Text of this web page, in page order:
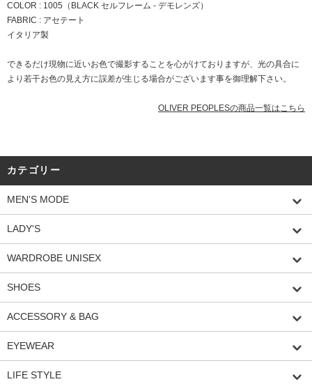
COLOR : 1005（BLACK セルフレーム - デモレンズ）
FABRIC : アセテート
イタリア製
できるだけ現物に近いお色で撮影することを心がけておりますが、光の具合に
より若干お色の見え方に誤差が生じる場合がございます事を御理解下さい。
OLIVER PEOPLESの商品一覧はこちら
カテゴリー
MEN'S MODE
LADY'S
WARDROBE UNISEX
SHOES
ACCESSORY & BAG
EYEWEAR
LIFE STYLE